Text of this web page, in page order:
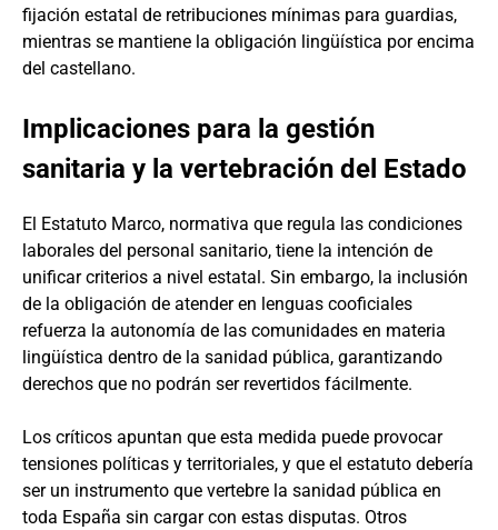
fijación estatal de retribuciones mínimas para guardias,
mientras se mantiene la obligación lingüística por encima
del castellano.
Implicaciones para la gestión
sanitaria y la vertebración del Estado
El Estatuto Marco, normativa que regula las condiciones
laborales del personal sanitario, tiene la intención de
unificar criterios a nivel estatal. Sin embargo, la inclusión
de la obligación de atender en lenguas cooficiales
refuerza la autonomía de las comunidades en materia
lingüística dentro de la sanidad pública, garantizando
derechos que no podrán ser revertidos fácilmente.
Los críticos apuntan que esta medida puede provocar
tensiones políticas y territoriales, y que el estatuto debería
ser un instrumento que vertebre la sanidad pública en
toda España sin cargar con estas disputas. Otros